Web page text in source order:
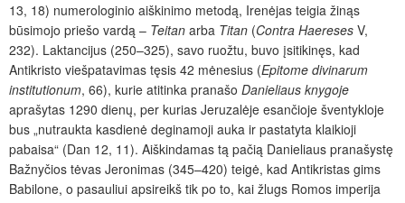
13, 18) numerologinio aiškinimo metodą, Irenėjas teigia žinąs
būsimojo priešo vardą – Teitan arba Titan (Contra Haereses V,
232). Laktancijus (250–325), savo ruožtu, buvo įsitikinęs, kad
Antikristo viešpatavimas tęsis 42 mėnesius (Epitome divinarum
institutionum, 66), kurie atitinka pranašo Danieliaus knygoje
aprašytas 1290 dienų, per kurias Jeruzalėje esančioje šventykloje
bus „nutraukta kasdienė deginamoji auka ir pastatyta klaikioji
pabaisa“ (Dan 12, 11). Aiškindamas tą pačią Danieliaus pranašystę
Bažnyčios tėvas Jeronimas (345–420) teigė, kad Antikristas gims
Babilone, o pasauliui apsireikš tik po to, kai žlugs Romos imperija